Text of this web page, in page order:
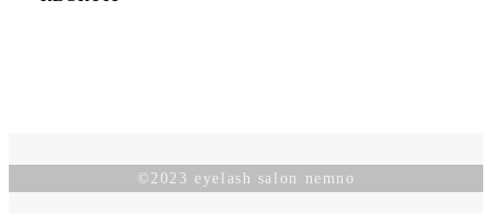
©︎2023 eyelash salon nemno